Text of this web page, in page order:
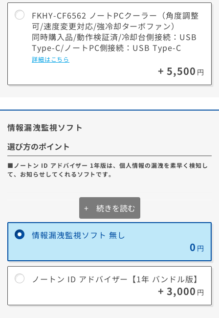
FKHY-CF6562 ノートPCクーラー（角度調整
可/速度変更対応/強冷却ターボファン）
同時購入品/動作検証済/冷却台側接続：USB
Type-C/ノートPC側接続：USB Type-C
詳細はこちら
+ 5,500 円
情報漏洩監視ソフト
選び方のポイント
■ノートン ID アドバイザー 1年版は、個人情報の漏洩を素早く検知し
て、お知らせしてくれるソフトです。
ノートン ID アドバイザーとは
① お客様の個人情報が流出していないかを監視します。
② 個人情報の流出を検知した場合、お客様にアプリかメールで通知しま
ストが問題の解決までお電話やチャットで丁寧にサポートします。
ノートン ID アドバイザー についてもっと詳しく
+ 続きを読む
情報漏洩監視ソフト 無し
0 円
ノートン ID アドバイザー【1年 バンドル版】
+ 3,000 円